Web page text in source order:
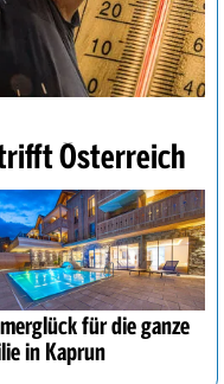
Österreich
für die ganze
in Kaprun